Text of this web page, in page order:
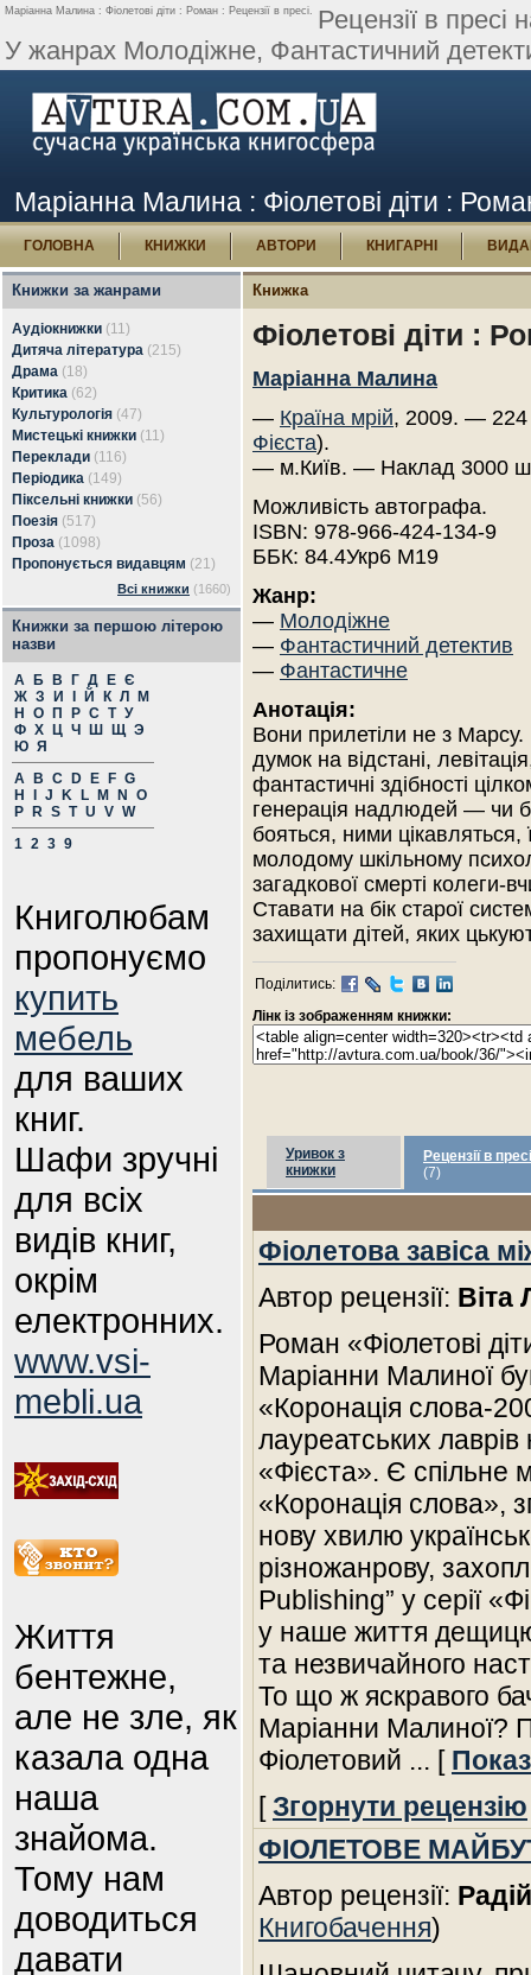
Маріанна Малина : Фіолетові діти : Роман : Рецензії в пресі. Рецензії в
У жанрах Молодіжне, Фантастичний
Маріанна Малина : Фіолетові діти :
ГОЛОВНА КНИЖКИ АВТОРИ КНИГАРНІ
Книжки за жанрами
Аудіокнижки (11)
Дитяча література (215)
Драма (18)
Критика (62)
Культурологія (47)
Мистецькі книжки (11)
Переклади (116)
Періодика (149)
Піксельні книжки (56)
Поезія (517)
Проза (1098)
Пропонується видавцям (21)
Всі книжки (1660)
Книжки за першою літерою
назви
А Б В Г Д Е Є
Ж З И Й К Л
М
Н
О П Р С Т У
Ф Х Ц Ч Ш Щ Э
Ю Я
A
B C D E F G
H
J K L M N
O
P
R S T U V W
1 2 3 9
Книголюбам
пропонуємо
купить
мебель
для ваших
книг.
Шафи зручні
для всіх
видів книг,
окрім
електронних.
www.vsi-
mebli.ua
Життя
бентежне,
але не зле, як
казала одна
наша
знайома.
Тому нам
доводиться
давати
Книжка
Фіолетові діти :
Маріанна Малина
— Країна мрій, 2009. —
Фієста).
— м.Київ. — Наклад 3000
Можливість автографа.
ISBN: 978-966-424-134-9
ББК: 84.4Укр6 М19
Жанр:
— Молодіжне
— Фантастичний детектив
— Фантастичне
Анотація:
Вони прилетіли не з Марсу.
думок на відстані,
фантастичні здібності
генерація надлюдей — чи
бояться, ними
молодому шкільному
загадкової смерті колеги-
Ставати на бік старої
захищати дітей, яких
Поділитись:
Лінк із зображенням книжки:
Уривок з
книжки
Рецензії в пресі
(7)
Фіолетова завіса
Автор рецензії: Віта
Роман «Фіолетові
Маріанни Малиної
«Коронація слова-
лауреатських лаврів
«Фієста». Є спільне
«Коронація слова»,
нову хвилю
різножанрову,
Publishing” у серії
у наше життя дещицю
та незвичайного
То що ж яскравого
Маріанни Малиної?
Фіолетовий ... [
[Згорнути рецензію
ФІОЛЕТОВЕ
Автор рецензії:
Книгобачення)